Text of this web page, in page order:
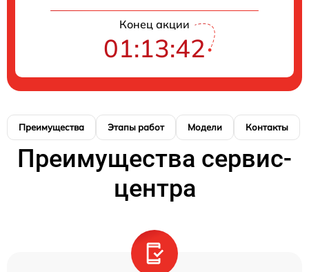
Конец акции
01:13:42
Преимущества Этапы работ Модели Контакты
Преимущества сервис-
центра